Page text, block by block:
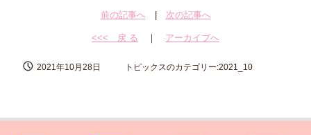
前の記事へ| 次の記事へ
<<< 戻 る ｜ アーカイブへ
2021年10月28日 トピックスのカテゴリー:2021_10